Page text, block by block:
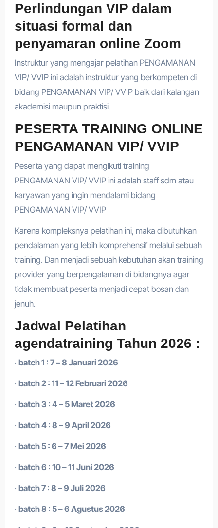
Perlindungan VIP dalam
situasi formal dan
penyamaran online Zoom
Instruktur yang mengajar pelatihan PENGAMANAN
VIP/ VVIP ini adalah instruktur yang berkompeten di
bidang PENGAMANAN VIP/ VVIP baik dari kalangan
akademisi maupun praktisi.
PESERTA TRAINING ONLINE
PENGAMANAN VIP/ VVIP
Peserta yang dapat mengikuti training
PENGAMANAN VIP/ VVIP ini adalah staff sdm atau
karyawan yang ingin mendalami bidang
PENGAMANAN VIP/ VVIP
Karena kompleksnya pelatihan ini, maka dibutuhkan
pendalaman yang lebih komprehensif melalui sebuah
training. Dan menjadi sebuah kebutuhan akan training
provider yang berpengalaman di bidangnya agar
tidak membuat peserta menjadi cepat bosan dan
jenuh.
Jadwal Pelatihan
agendatraining Tahun 2026 :
· batch 1 : 7 – 8 Januari 2026
· batch 2 : 11 – 12 Februari 2026
· batch 3 : 4 – 5 Maret 2026
· batch 4 : 8 – 9 April 2026
· batch 5 : 6 – 7 Mei 2026
· batch 6 : 10 – 11 Juni 2026
· batch 7 : 8 – 9 Juli 2026
· batch 8 : 5 – 6 Agustus 2026